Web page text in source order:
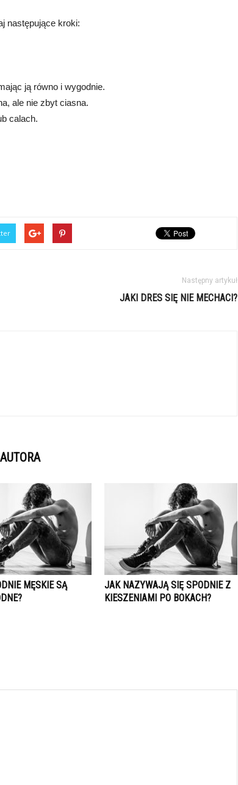
następujące kroki:
ją równo i wygodnie.
ale nie zbyt ciasna.
calach.
Następny artykuł
JAKI DRES SIĘ NIE MECHACI?
MĘSKIE SĄ
JAK NAZYWAJĄ SIĘ SPODNIE Z
KIESZENIAMI PO BOKACH?